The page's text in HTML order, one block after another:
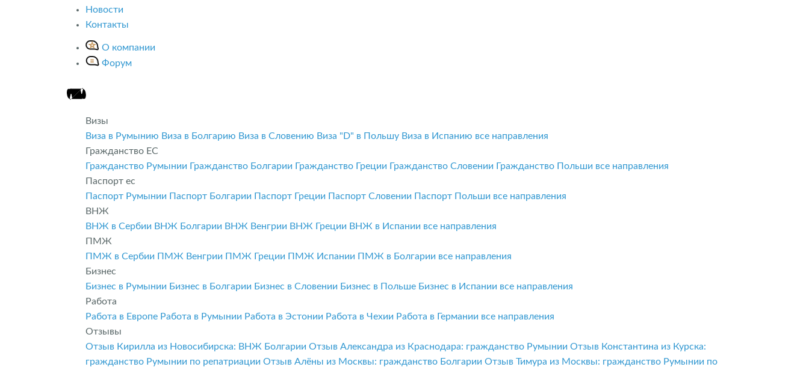
Новости
Контакты
О компании
Форум
Визы
Виза в Румынию Виза в Болгарию Виза в Словению Виза "D" в Польшу Виза в Испанию все направления
Гражданство ЕС
Гражданство Румынии Гражданство Болгарии Гражданство Греции Гражданство Словении Гражданство Польши все направления
Паспорт ес
Паспорт Румынии Паспорт Болгарии Паспорт Греции Паспорт Словении Паспорт Польши все направления
ВНЖ
ВНЖ в Сербии ВНЖ Болгарии ВНЖ Венгрии ВНЖ Греции ВНЖ в Испании все направления
ПМЖ
ПМЖ в Сербии ПМЖ Венгрии ПМЖ Греции ПМЖ Испании ПМЖ в Болгарии все направления
Бизнес
Бизнес в Румынии Бизнес в Болгарии Бизнес в Словении Бизнес в Польше Бизнес в Испании все направления
Работа
Работа в Европе Работа в Румынии Работа в Эстонии Работа в Чехии Работа в Германии все направления
Отзывы
Отзыв Кирилла из Новосибирска: ВНЖ Болгарии Отзыв Александра из Краснодара: гражданство Румынии Отзыв Константина из Курска:
гражданство Румынии по репатриации Отзыв Алёны из Москвы: гражданство Болгарии Отзыв Тимура из Москвы: гражданство Румынии по